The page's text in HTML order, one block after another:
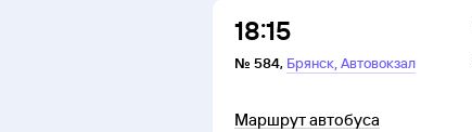
18:15
№ 584, Брянск,Автовокзал
Маршрут автобуса